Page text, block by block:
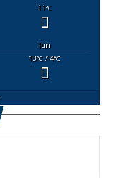
11°C
lun
13°C / 4°C